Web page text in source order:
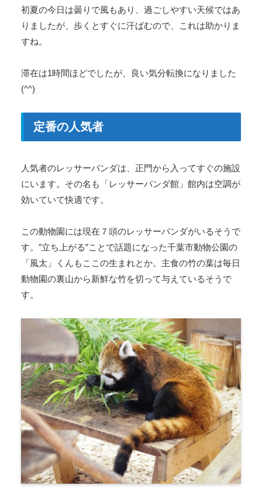
初夏の今日は曇りで風もあり、過ごしやすい天候ではあ
りましたが、歩くとすぐに汗ばむので、これは助かりま
すね。
滞在は1時間ほどでしたが、良い気分転換になりました
(^^)
定番の人気者
人気者のレッサーパンダは、正門から入ってすぐの施設
にいます。その名も「レッサーパンダ館」館内は空調が
効いていて快適です。
この動物園には現在７頭のレッサーパンダがいるそうで
す。”立ち上がる”ことで話題になった千葉市動物公園の
「風太」くんもここの生まれとか。主食の竹の葉は毎日
動物園の裏山から新鮮な竹を切って与えているそうで
す。